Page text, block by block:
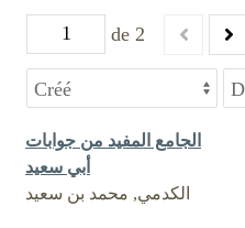
de 2
الجامع المفيد من جوابات
أبي سعيد
الكدمي, محمد بن سعيد